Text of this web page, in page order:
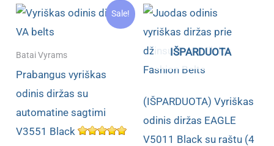
Sale!
Batai Vyrams
Prabangus vyriškas
odinis diržas su
automatine sagtimi
V3551 Black
IŠPARDUOTA
(IŠPARDUOTA) Vyriškas
odinis diržas EAGLE
V5011 Black su raštu (4